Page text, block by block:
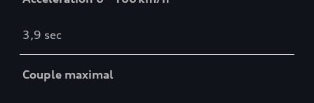
3,9 sec
Couple maximal